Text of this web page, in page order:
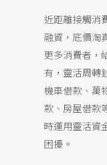
近距離接觸消
融資，底價淘
更多消費者，
有，靈活周轉
機車借款、萬
款、房屋借款
時運用靈活資
困擾。